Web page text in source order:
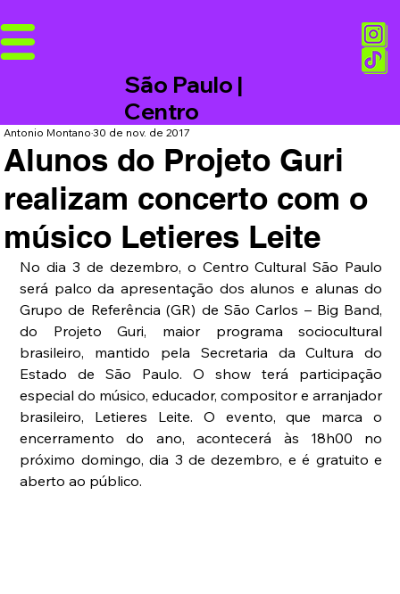
São Paulo |
Centro
Alunos do Projeto Guri
realizam concerto com o
músico Letieres Leite
Antonio Montano30 de nov. de 2017
No dia 3 de dezembro, o Centro Cultural São Paulo
será palco da apresentação dos alunos e alunas do
Grupo de Referência (GR) de São Carlos – Big Band,
do Projeto Guri, maior programa sociocultural
brasileiro, mantido pela Secretaria da Cultura do
Estado de São Paulo. O show terá participação
especial do músico, educador, compositor e arranjador
brasileiro, Letieres Leite. O evento, que marca o
encerramento do ano, acontecerá às 18h00 no
próximo domingo, dia 3 de dezembro, e é gratuito e
aberto ao público.